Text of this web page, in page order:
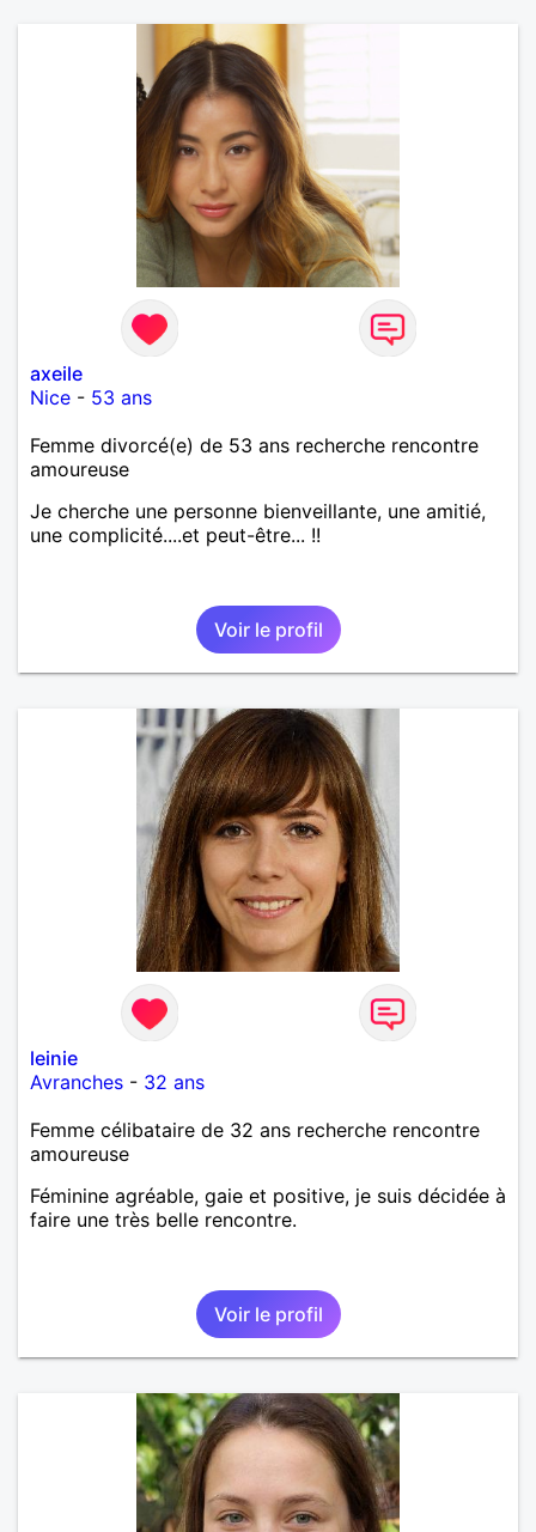
axeile
Nice - 53 ans
Femme divorcé(e) de 53 ans recherche rencontre
amoureuse
Je cherche une personne bienveillante, une amitié,
une complicité....et peut-être... !!
Voir le profil
leinie
Avranches - 32 ans
Femme célibataire de 32 ans recherche rencontre
amoureuse
Féminine agréable, gaie et positive, je suis décidée à
faire une très belle rencontre.
Voir le profil